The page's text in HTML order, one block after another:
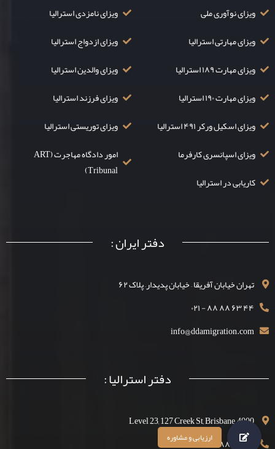
ویزای نوآوری ملی
ویزای مهارتی استرالیا
ویزای مهارت ۱۸۹ استرالیا
ویزای مهارت ۱۹۰ استرالیا
ویزای اسکیل ورکر ۴۹۱ استرالیا
ویزای اسپانسری کارفرما
کاریابی در استرالیا
ویزای نامزدی استرالیا
ویزای ازدواج استرالیا
ویزای والدین استرالیا
ویزای فرزند استرالیا
ویزای توریستی استرالیا
امور دادگاه مهاجرت (ART
Tribunal)
دفتر ایران :
تهران خیابان آفریقا – خیابان پدیدار– پلاک ۶۲
۴۴ ۶۳ ۸۸ ۸۸ - ۰۲۱
info@ddamigration.com
دفتر استرالیا :
Level 23, 127 Creek St, Brisbane, 4000
۴۴ ۶۳ ۸۸ ۱۳۰۰